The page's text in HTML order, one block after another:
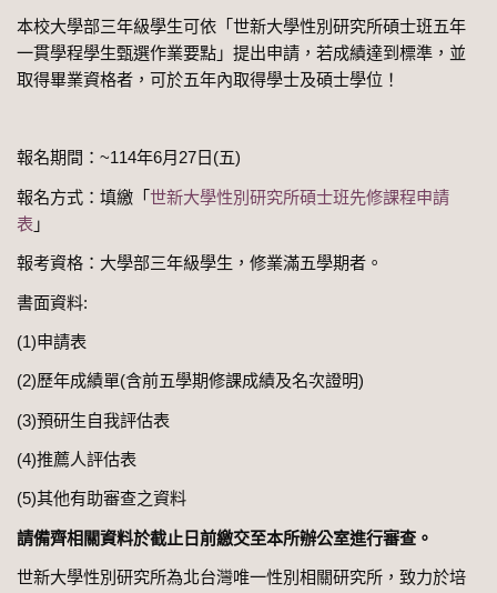
本校大學部三年級學生可依「世新大學性別研究所碩士班五年
一貫學程學生甄選作業要點」提出申請，若成績達到標準，並
取得畢業資格者，可於五年內取得學士及碩士學位！
報名期間：~114年6月27日(五)
報名方式：填繳「世新大學性別研究所碩士班先修課程申請
表 」
報考資格：大學部三年級學生，修業滿五學期者。
書面資料:
(1)申請表
(2)歷年成績單(含前五學期修課成績及名次證明)
(3)預研生自我評估表
(4)推薦人評估表
(5)其他有助審查之資料
請備齊相關資料於截止日前繳交至本所辦公室進行審查。
世新大學性別研究所為北台灣唯一性別相關研究所，致力於培